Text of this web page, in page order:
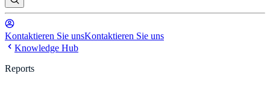
Kontaktieren Sie unsKontaktieren Sie uns
Knowledge Hub
Reports